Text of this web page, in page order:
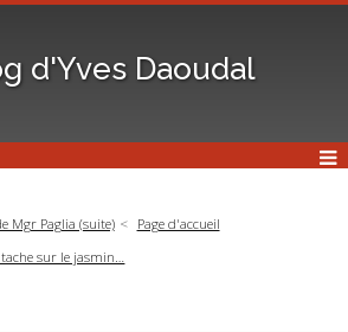
d'Yves Daoudal
Mgr Paglia (suite)
Page d'accueil
tache sur le jasmin…